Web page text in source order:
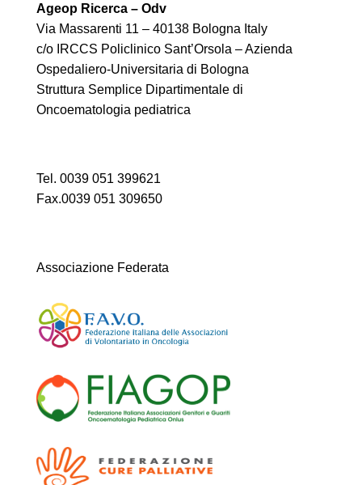
Ageop Ricerca – Odv
Via Massarenti 11 – 40138 Bologna Italy
c/o IRCCS Policlinico Sant’Orsola – Azienda
Ospedaliero-Universitaria di Bologna
Struttura Semplice Dipartimentale di
Oncoematologia pediatrica
Tel. 0039 051 399621
Fax.0039 051 309650
Associazione Federata